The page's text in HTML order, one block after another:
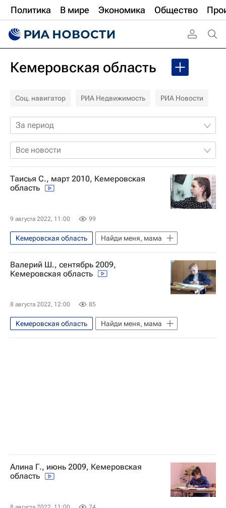
Политика В мире Экономика Общество
Кемеровская область
Соц. навигатор РИА Недвижимость РИА Новости
За период
Все новости
Таисья С., март 2010, Кемеровская
область
9 августа 2022, 11:00 99
Кемеровская область Найди меня, мама
Валерий Ш., сентябрь 2009,
Кемеровская область
8 августа 2022, 12:00 85
Кемеровская область Найди меня, мама
Алина Г., июнь 2009, Кемеровская
область